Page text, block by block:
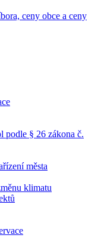
ceny obce a ceny
podle § 26 zákona č.
města
klimatu